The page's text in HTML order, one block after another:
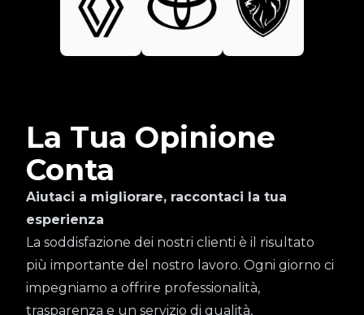
La Tua Opinione
Conta
Aiutaci a migliorare, raccontaci la tua
esperienza
La soddisfazione dei nostri clienti è il risultato
più importante del nostro lavoro. Ogni giorno ci
impegniamo a offrire professionalità,
trasparenza e un servizio di qualità,